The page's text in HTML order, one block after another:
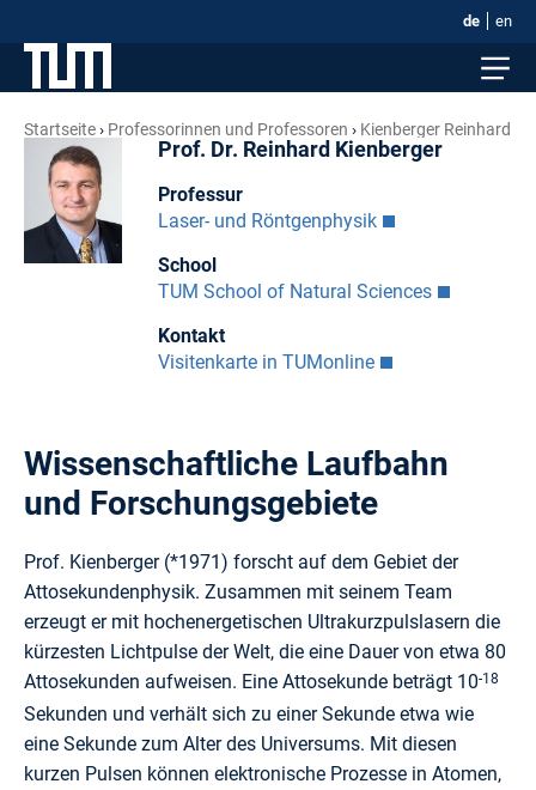
de en
Startseite Professorinnen und Professoren Kienberger Reinhard
Prof. Dr. Reinhard Kienberger
Professur
Laser- und Röntgenphysik
School
TUM School of Natural Sciences
Kontakt
Visitenkarte in TUMonline
Wissenschaftliche Laufbahn
und Forschungsgebiete
Prof. Kienberger (*1971) forscht auf dem Gebiet der
Attosekundenphysik. Zusammen mit seinem Team
erzeugt er mit hochenergetischen Ultrakurzpulslasern die
kürzesten Lichtpulse der Welt, die eine Dauer von etwa 80
Attosekunden aufweisen. Eine Attosekunde beträgt 10-18
Sekunden und verhält sich zu einer Sekunde etwa wie
eine Sekunde zum Alter des Universums. Mit diesen
kurzen Pulsen können elektronische Prozesse in Atomen,